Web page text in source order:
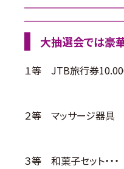
大抽選会では豪
１等 JTB旅行券
２等 マッサージ器
３等 和菓子セット・・